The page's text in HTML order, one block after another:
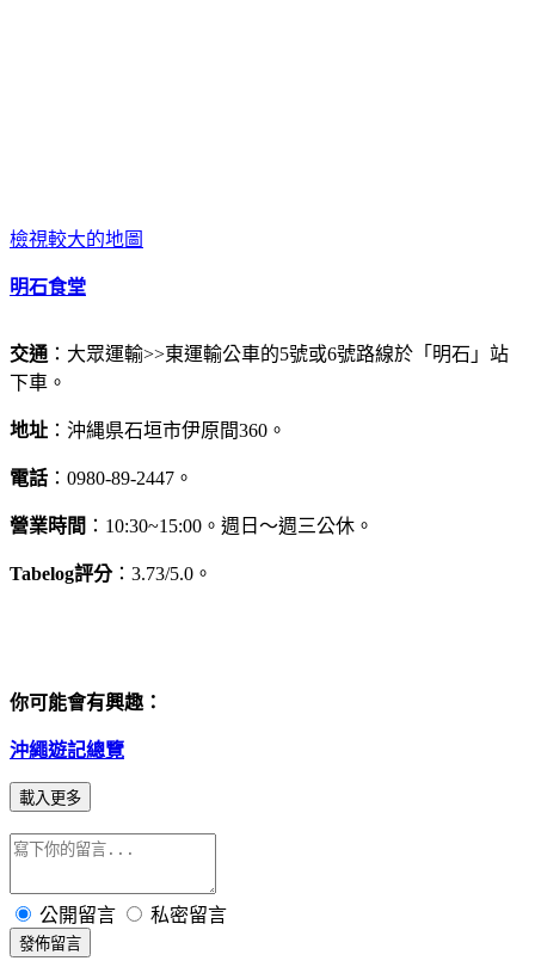
檢視較大的地圖
明石食堂
交通 ：大眾運輸>>東運輸公車的5號或6號路線於「明石」站
下車。
地址 ：沖縄県石垣市伊原間360。
電話 ：0980-89-2447。
營業時間 ：10:30~15:00。週日～週三公休。
Tabelog評分：3.73/5.0。
你可能會有興趣：
沖繩遊記總覽
載入更多
公開留言 私密留言
發佈留言